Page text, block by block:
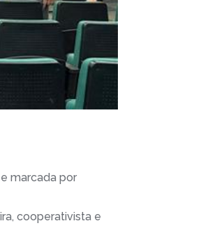
marcada por
cooperativista e